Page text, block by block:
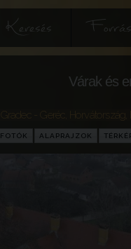
Keresés
Várak és
Gradec - Geréc Horvátország
FOTÓK ALAPRAJZOK